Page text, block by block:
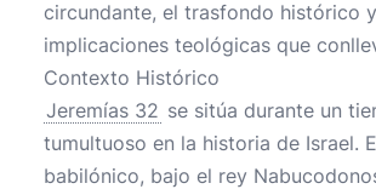
circundante, el trasfondo histórico
implicaciones teológicas que
Contexto Histórico
Jeremías 32 se sitúa durante un
tumultuoso en la historia de Israel.
babilónico, bajo el rey